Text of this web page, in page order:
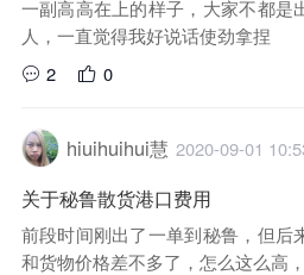
一副高高在上的样子，大家不都是
人，一直觉得我好说话使劲拿捏
2
0
hiuihuihui慧 2020-09-01
关于秘鲁散货港口费用
前段时间刚出了一单到秘鲁，但后
和货物价格差不多了，怎么这么高